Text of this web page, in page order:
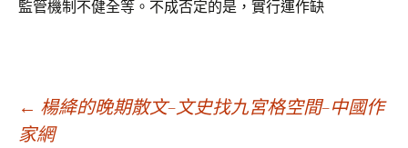
監管機制不健全等。不成否定的是，實行運作缺
文
← 楊絳的晚期散文–文史找九宮格空間–中國作
家網